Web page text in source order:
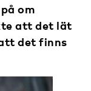
om
att det lät
det finns